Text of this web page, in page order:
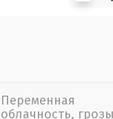
Переменная
облачность, грозы